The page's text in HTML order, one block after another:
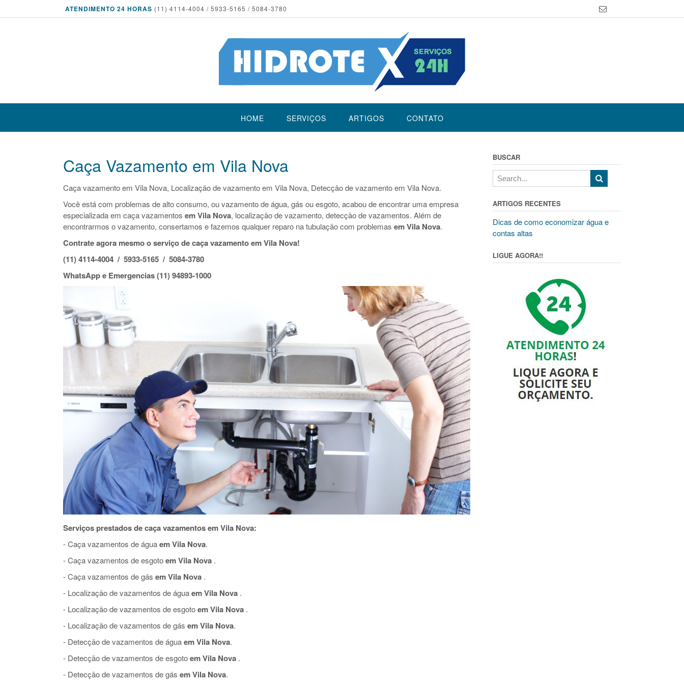
ATENDIMENTO 24 HORAS (11) 4114-4004 / 5933-5165 / 5084-3780
HOME SERVIÇOS ARTIGOS CONTATO
Caça Vazamento em Vila Nova
Caça vazamento em Vila Nova, Localização de vazamento em Vila Nova, Detecção de vazamento em Vila Nova.
Você está com problemas de alto consumo, ou vazamento de água, gás ou esgoto, acabou de encontrar uma empresa
especializada em caça vazamentos em Vila Nova, localização de vazamento, detecção de vazamentos. Além de
encontrarmos o vazamento, consertamos e fazemos qualquer reparo na tubulação com problemas em Vila Nova.
Contrate agora mesmo o serviço de caça vazamento em Vila Nova!
(11) 4114-4004 / 5933-5165 / 5084-3780
WhatsApp e Emergencias (11) 94893-1000
Serviços prestados de caça vazamentos em Vila Nova:
- Caça vazamentos de águaem Vila Nova.
- Caça vazamentos de esgotoem Vila Nova .
- Caça vazamentos de gás em Vila Nova .
- Localização de vazamentos de águaem Vila Nova .
- Localização de vazamentos de esgotoem Vila Nova .
- Localização de vazamentos de gás em Vila Nova.
- Detecção de vazamentos de águaem Vila Nova.
- Detecção de vazamentos de esgotoem Vila Nova .
- Detecção de vazamentos de gás em Vila Nova.
BUSCAR
ARTIGOS RECENTES
Dicas de como economizar água e
contas altas
LIGUE AGORA!!